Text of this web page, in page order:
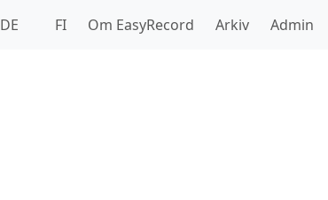
DE FI Om EasyRecord Arkiv Admin